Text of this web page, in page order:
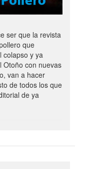
ser que la revista
que
colapso y ya
Otoño con nuevas
van a hacer
de todos los que
de ya